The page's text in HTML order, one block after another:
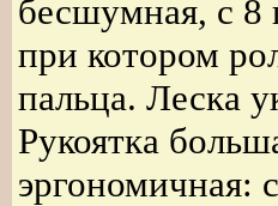
бесшумная, с 8
при котором
пальца. Леска
Рукоятка
эргономичная: